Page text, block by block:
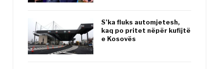
S’ka fluks automjetesh,
kaq po pritet nëpër kufijtë
e Kosovës